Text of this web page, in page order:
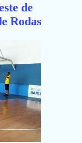
de
Rodas